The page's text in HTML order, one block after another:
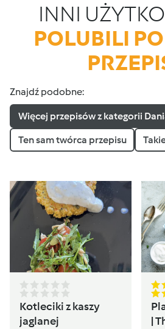
INNI
POLUBILI
Znajdź podobne:
Więcej przepisów z kategorii
Ten sam twórca przepisu
Kotleciki z kaszy
jaglanej
|